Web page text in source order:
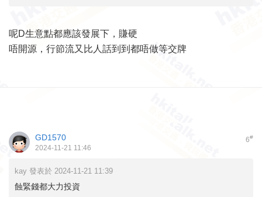
呢D生意點都應該發展下，賺硬
唔開源，行節流又比人話到到都唔做等交牌
6#
GD1570
2024-11-21 11:46
kay 發表於 2024-11-21 11:39
蝕緊錢都大力投資